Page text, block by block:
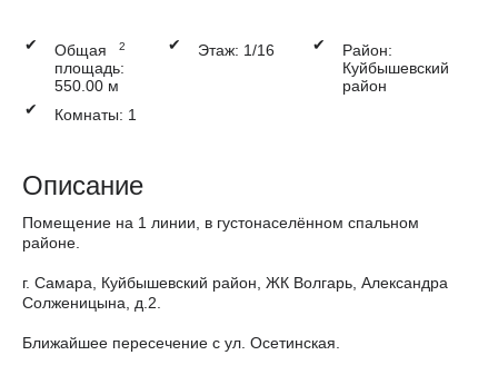
✔
Общая
площадь:
550.00 м
2 ✔ Этаж: 1/16 ✔
Район:
Куйбышевский
район
✔
Комнаты: 1
Описание
Помещение на 1 линии, в густонаселённом спальном
районе.
г. Самара, Куйбышевский район, ЖК Волгарь, Александра
Солженицына, д.2.
Ближайшее пересечение с ул. Осетинская.